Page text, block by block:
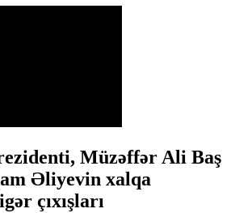
Müzəffər Ali Baş
Əliyevin xalqa
çıxışları